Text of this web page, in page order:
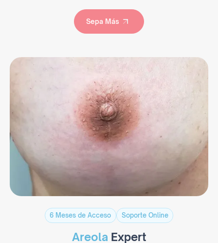
Sepa Más
6 Meses de Acceso Soporte Online
Areola Expert